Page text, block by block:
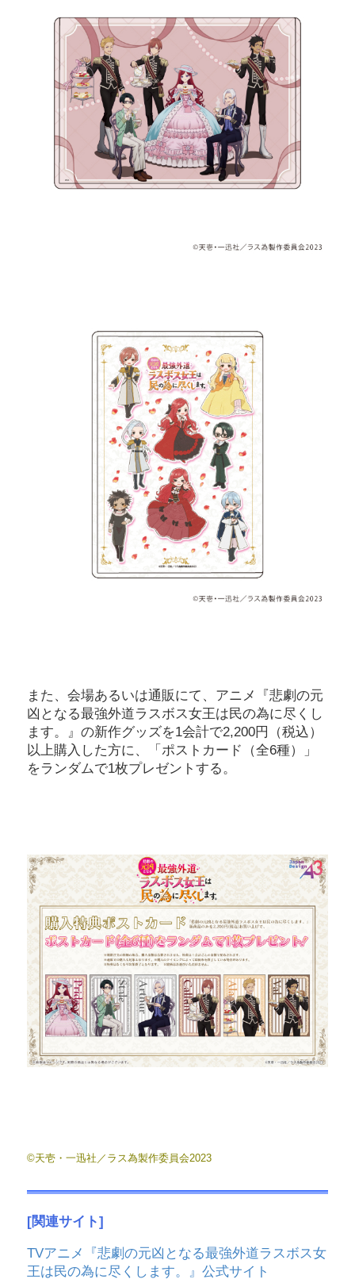
また、会場あるいは通販にて、アニメ『悲劇の元
凶となる最強外道ラスボス女王は民の為に尽くし
ます。』の新作グッズを1会計で2,200円（税込）
以上購入した方に、「ポストカード（全6種）」
をランダムで1枚プレゼントする。
©天壱・一迅社／ラス為製作委員会2023
[関連サイト]
TVアニメ『悲劇の元凶となる最強外道ラスボス女
王は民の為に尽くします。』公式サイト